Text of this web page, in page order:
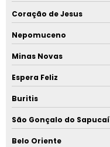
Coração de Jesus
Nepomuceno
Minas Novas
Espera Feliz
Buritis
São Gonçalo do Sapucaí
Belo Oriente